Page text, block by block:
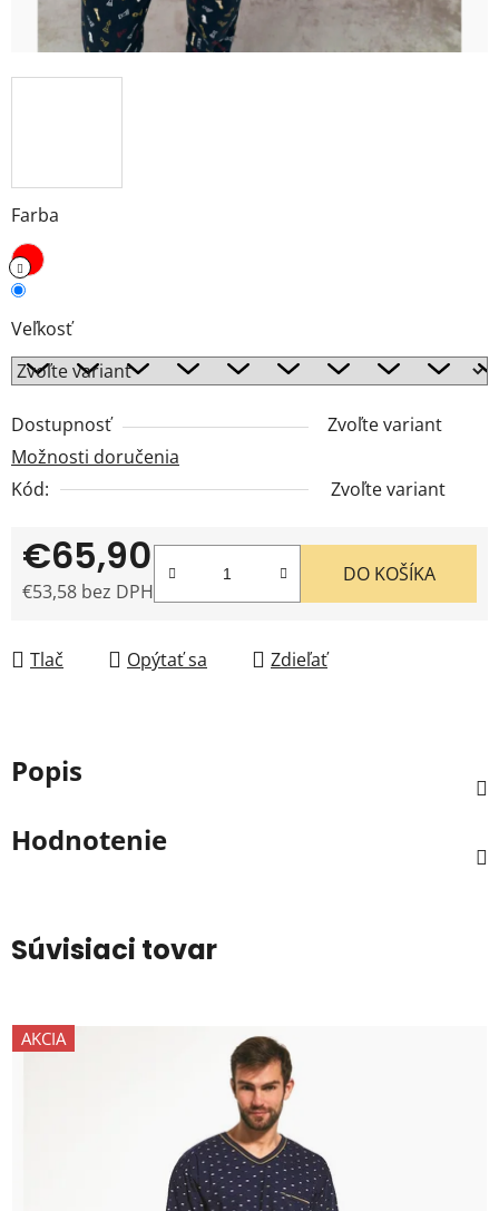
Farba
Veľkosť
Dostupnosť
Zvoľte variant
Možnosti doručenia
Kód:
Zvoľte variant
€65,90
€53,58 bez DPH
DO KOŠÍKA
Tlač Opýtať sa Zdieľať
Popis
Hodnotenie
Súvisiaci tovar
AKCIA